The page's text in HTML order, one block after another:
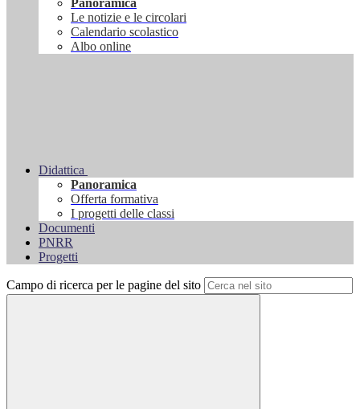
Panoramica
Le notizie e le circolari
Calendario scolastico
Albo online
Didattica
Panoramica
Offerta formativa
I progetti delle classi
Documenti
PNRR
Progetti
Campo di ricerca per le pagine del sito